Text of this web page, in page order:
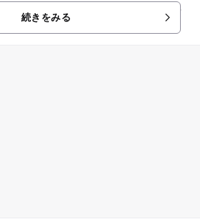
げました。園内には、コンゴウイン
キツネザ...
続きをみる